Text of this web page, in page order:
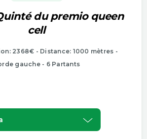
du premio queen
cell
2368€ - Distance: 1000 mètres -
gauche - 6 Partants